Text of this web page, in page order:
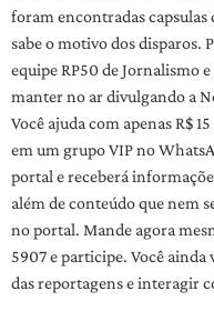
foram encontradas
sabe o motivo dos disparos.
equipe RP50 de Jornalismo
manter no ar divulgando a
Você ajuda com apenas R$
em um grupo VIP no
portal e receberá
além de conteúdo que nem
no portal. Mande agora
5907 e participe. Você
das reportagens e interagir